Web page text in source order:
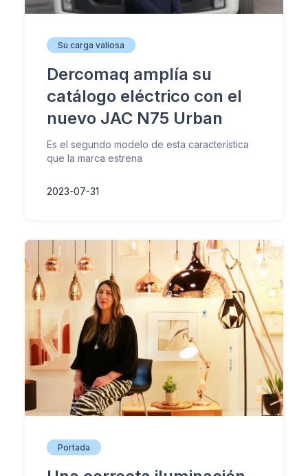
Su carga valiosa
Dercomaq amplía su
catálogo eléctrico con el
nuevo JAC N75 Urban
Es el segundo modelo de esta característica
que la marca estrena
2023-07-31
Portada